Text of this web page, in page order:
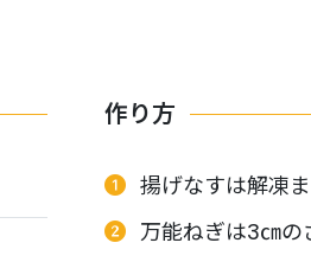
作り方
揚げなすは解凍
万能ねぎは3㎝の